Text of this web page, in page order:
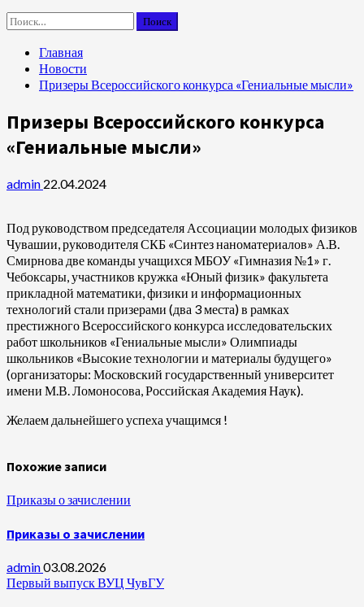
Найти:
Главная
Новости
Призеры Всероссийского конкурса «Гениальные мысли»
Призеры Всероссийского конкурса
«Гениальные мысли»
admin 22.04.2024
Под руководством председателя Ассоциации молодых физиков
Чувашии, руководителя СКБ «Синтез наноматериалов» А.В.
Смирнова две команды учащихся МБОУ «Гимназия №1» г.
Чебоксары, участников кружка «Юный физик» факультета
прикладной математики, физики и информационных
технологий стали призерами (два 3 места) в рамках
престижного Всероссийского конкурса исследовательских
работ школьников «Гениальные мысли» Олимпиады
школьников «Высокие технологии и материалы будущего»
(организаторы: Московский государственный университет
имени М.В. Ломоносова, Российская Академия Наук).
Желаем дальнейшего успеха учащимся !
Похожие записи
Приказы о зачислении
Приказы о зачислении
admin03.08.2026
Первый выпуск ВУЦ ЧувГУ